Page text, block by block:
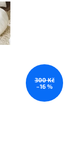
300 Kč
–16 %